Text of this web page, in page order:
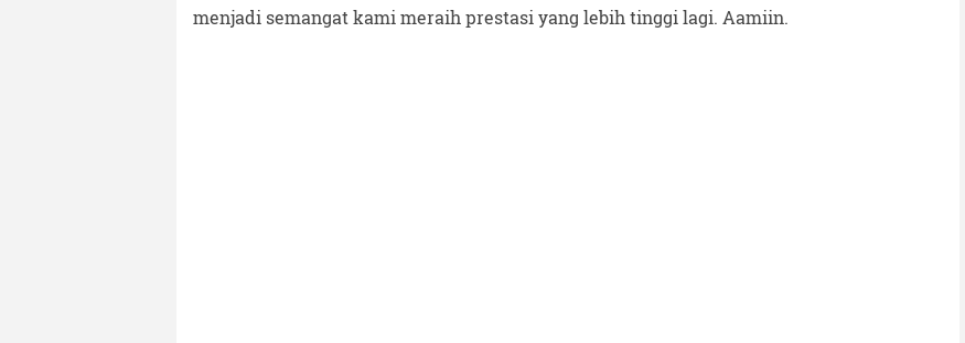
menjadi semangat kami meraih prestasi yang lebih tinggi lagi. Aamiin.